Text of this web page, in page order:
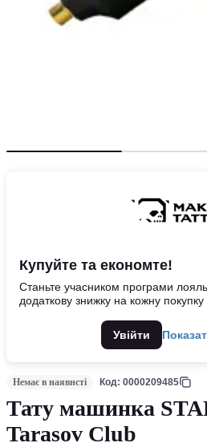
Купуйте та економте!
Станьте учасником програми
додаткову знижку на кожну покупку
Увійти
Немає в наявнсті Код: 0000209485
Тату машинка
Tarasov Club